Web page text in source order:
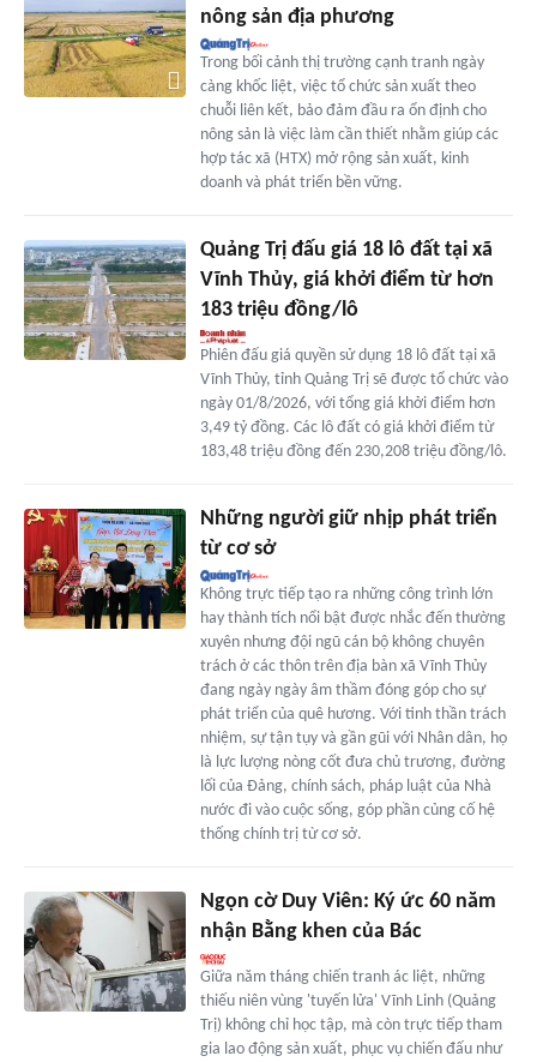
nông sản địa phương
Trong bối cảnh thị trường cạnh tranh ngày
càng khốc liệt, việc tổ chức sản xuất theo
chuỗi liên kết, bảo đảm đầu ra ổn định cho
nông sản là việc làm cần thiết nhằm giúp các
hợp tác xã (HTX) mở rộng sản xuất, kinh
doanh và phát triển bền vững.
Quảng Trị đấu giá 18 lô đất tại xã
Vĩnh Thủy, giá khởi điểm từ hơn
183 triệu đồng/lô
Phiên đấu giá quyền sử dụng 18 lô đất tại xã
Vĩnh Thủy, tỉnh Quảng Trị sẽ được tổ chức vào
ngày 01/8/2026, với tổng giá khởi điểm hơn
3,49 tỷ đồng. Các lô đất có giá khởi điểm từ
183,48 triệu đồng đến 230,208 triệu đồng/lô.
Những người giữ nhịp phát triển
từ cơ sở
Không trực tiếp tạo ra những công trình lớn
hay thành tích nổi bật được nhắc đến thường
xuyên nhưng đội ngũ cán bộ không chuyên
trách ở các thôn trên địa bàn xã Vĩnh Thủy
đang ngày ngày âm thầm đóng góp cho sự
phát triển của quê hương. Với tinh thần trách
nhiệm, sự tận tụy và gần gũi với Nhân dân, họ
là lực lượng nòng cốt đưa chủ trương, đường
lối của Đảng, chính sách, pháp luật của Nhà
nước đi vào cuộc sống, góp phần củng cố hệ
thống chính trị từ cơ sở.
Ngọn cờ Duy Viên: Ký ức 60 năm
nhận Bằng khen của Bác
Giữa năm tháng chiến tranh ác liệt, những
thiếu niên vùng 'tuyến lửa' Vĩnh Linh (Quảng
Trị) không chỉ học tập, mà còn trực tiếp tham
gia lao động sản xuất, phục vụ chiến đấu như